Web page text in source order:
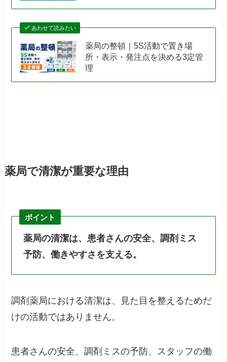
あわせて読みたい
薬局の整頓｜5S活動で置き場
所・表示・発注点を決める3定管
理
薬局で清潔が重要な理由
ポイント
薬局の清潔は、患者さんの安全、調剤ミス
予防、働きやすさを支える。
調剤薬局における清潔は、見た目を整えるためだ
けの活動ではありません。
患者さんの安全、調剤ミスの予防、スタッフの働